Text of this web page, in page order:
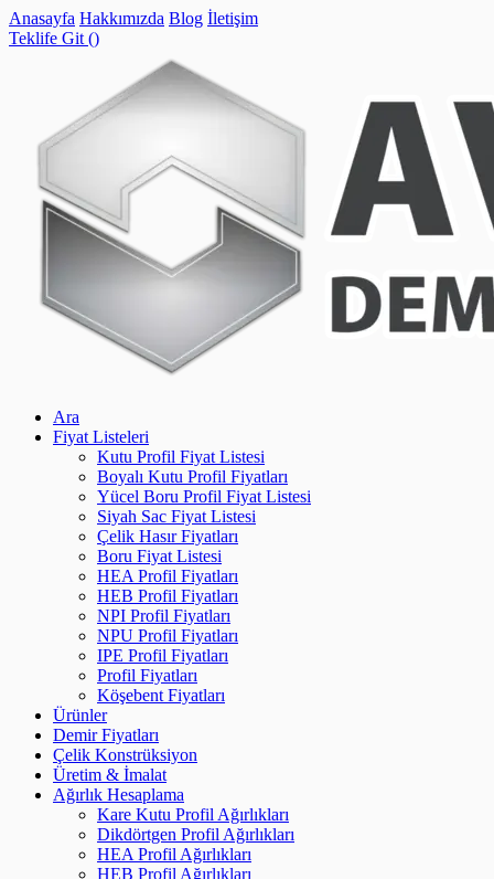
Anasayfa Hakkımızda Blog İletişim
Teklife Git ()
Ara
Fiyat Listeleri
Kutu Profil Fiyat Listesi
Boyalı Kutu Profil Fiyatları
Yücel Boru Profil Fiyat Listesi
Siyah Sac Fiyat Listesi
Çelik Hasır Fiyatları
Boru Fiyat Listesi
HEA Profil Fiyatları
HEB Profil Fiyatları
NPI Profil Fiyatları
NPU Profil Fiyatları
IPE Profil Fiyatları
Profil Fiyatları
Köşebent Fiyatları
Ürünler
Demir Fiyatları
Çelik Konstrüksiyon
Üretim & İmalat
Ağırlık Hesaplama
Kare Kutu Profil Ağırlıkları
Dikdörtgen Profil Ağırlıkları
HEA Profil Ağırlıkları
HEB Profil Ağırlıkları